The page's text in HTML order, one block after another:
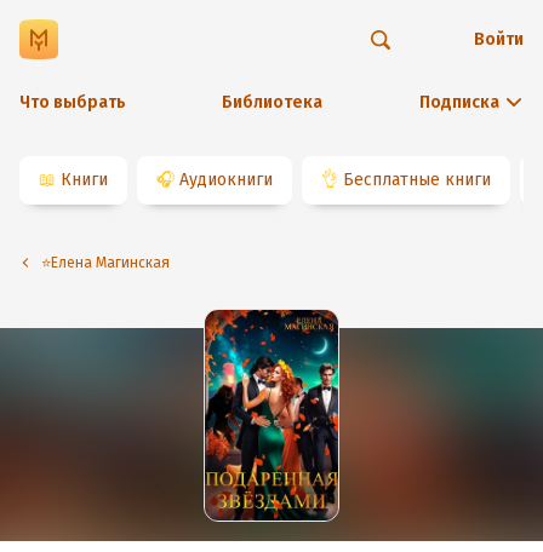
Что выбрать Библиотека Подписка
Войти
📖 Книги 🎧 Аудиокниги 👌 Бесплатные книги
⭐️Елена Магинская